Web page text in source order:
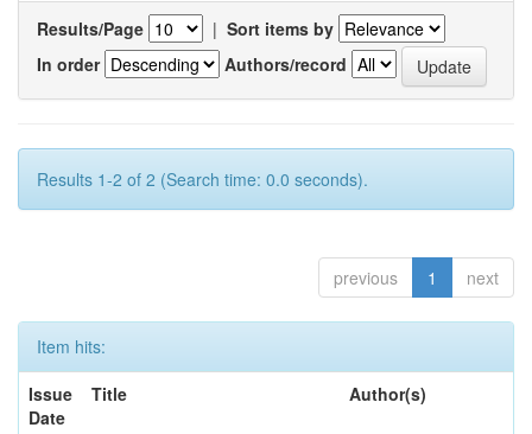
Results/Page | Sort items by
In order
Authors/record
Results 1-2 of 2 (Search time: 0.0 seconds).
previous 1 next
Item hits:
Issue
Date
Title Author(s)